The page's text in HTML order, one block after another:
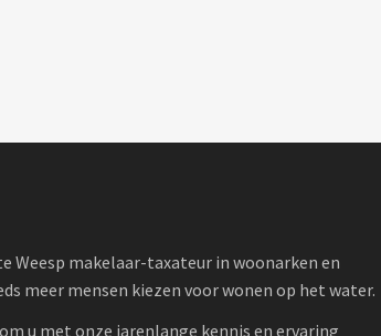
Weesp makelaar-taxateur in woonarken en
meer mensen kiezen voor wonen op het water.
u met onze jarenlange kennis en ervaring